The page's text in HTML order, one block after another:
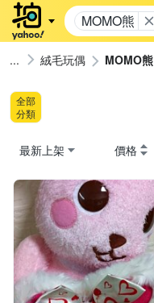
MOMO熊
絨毛玩偶 MOMO熊
全部
分類
最新上架 價格